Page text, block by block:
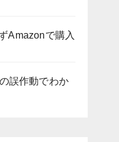
Amazonで購入
誤作動でわか